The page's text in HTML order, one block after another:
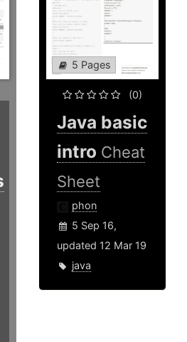
5 Pages
(0)
Java basic
intro Cheat
Sheet
phon
5 Sep 16,
updated 12 Mar 19
java